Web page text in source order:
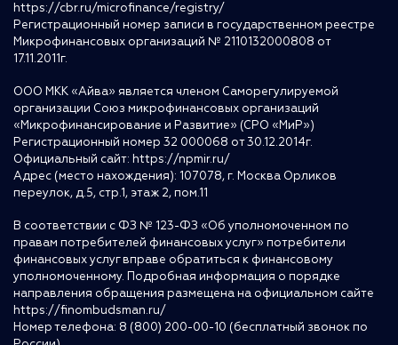
https://cbr.ru/microfinance/registry/
Регистрационный номер записи в государственном реестре
Микрофинансовых организаций № 2110132000808 от
17.11.2011г.
ООО МКК «Айва» является членом Саморегулируемой
организации Союз микрофинансовых организаций
«Микрофинансирование и Развитие» (СРО «МиР»)
Регистрационный номер 32 000068 от 30.12.2014г.
Официальный сайт: https://npmir.ru/
Адрес (место нахождения): 107078, г. Москва Орликов
переулок, д.5, стр.1, этаж 2, пом.11
В соответствии с ФЗ № 123-ФЗ «Об уполномоченном по
правам потребителей финансовых услуг» потребители
финансовых услуг вправе обратиться к финансовому
уполномоченному. Подробная информация о порядке
направления обращения размещена на официальном сайте
https://finombudsman.ru/
Номер телефона: 8 (800) 200-00-10 (бесплатный звонок по